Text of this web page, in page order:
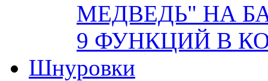
МЕДВЕДЬ" НА
9 ФУНКЦИЙ В
Шнуровки